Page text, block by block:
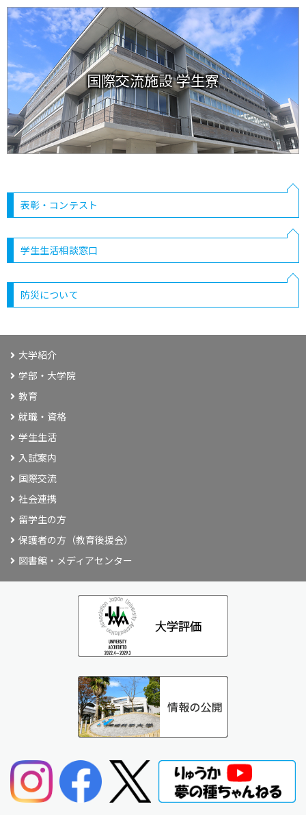
国際交流施設 学生寮
表彰・コンテスト
学生生活相談窓口
防災について
大学紹介
学部・大学院
教育
就職・資格
学生生活
入試案内
国際交流
社会連携
留学生の方
保護者の方（教育後援会）
図書館・メディアセンター